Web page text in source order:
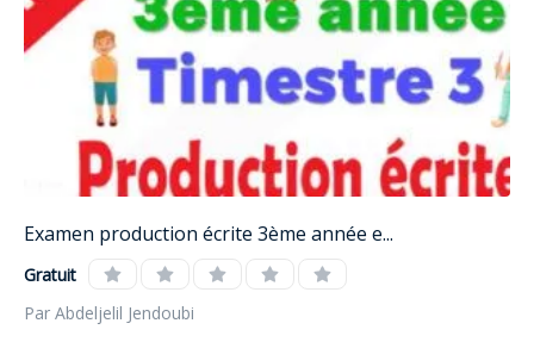
Examen production écrite 3ème année e...
Gratuit
Par Abdeljelil Jendoubi